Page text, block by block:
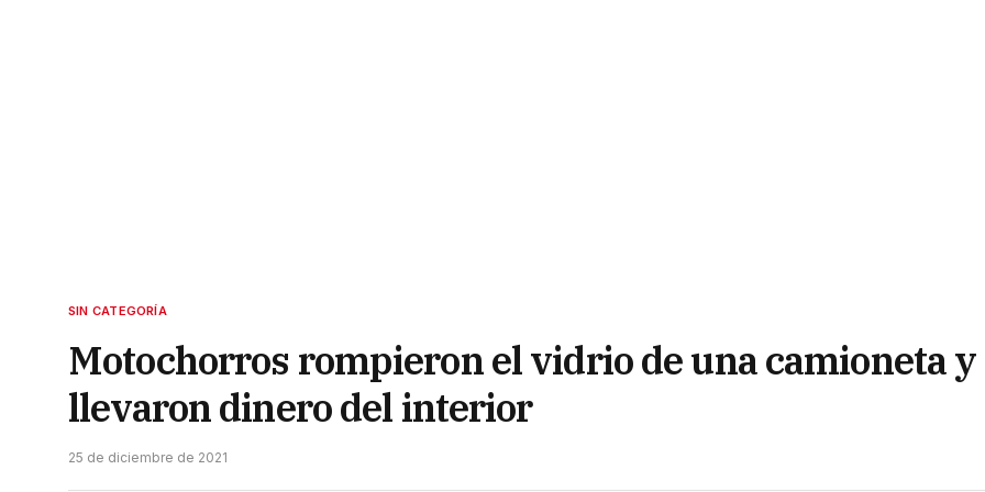
SIN CATEGORÍA
Motochorros rompieron el vidrio de una camioneta y
llevaron dinero del interior
25 de diciembre de 2021